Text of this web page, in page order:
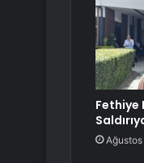
Fethiye